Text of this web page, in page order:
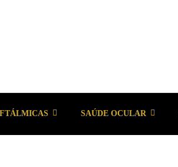
SAÚDE OCULAR